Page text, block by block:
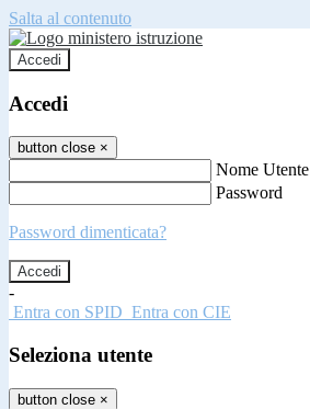
Salta al contenuto
Accedi
Accedi
button close ×
Nome Utente
Password
Password dimenticata?
-
Entra con SPID Entra con CIE
Seleziona utente
button close ×